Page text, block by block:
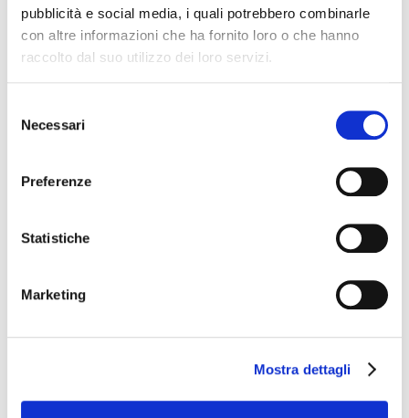
pubblicità e social media, i quali potrebbero combinarle
con altre informazioni che ha fornito loro o che hanno
raccolto dal suo utilizzo dei loro servizi.
delNecessari
Preferenze
Statistiche
Marketing
Mostra dettagli
criticità e comune lavoro con le amministrazioni
comunali per intervenire in maniera incisiva sul
territorio. La volontà è quella di favorire lo sviluppo
è profondamente cambiato – dice
Sandro Gini,
di azioni responsabili, mirate e soprattutto efficaci nei
soci unione e condivisione degli obiettivi comuni che
devono essere quelli di aumentare il valore
dell’imbottigliato della denominazione, una maggiore
attenzione all’ambiente e alle pratiche sostenibili, e